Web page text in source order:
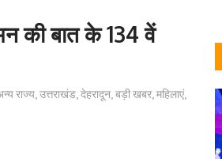
की बात के 134 वें
राज्य,उत्तराखंड,देहरादून,बड़ी खबर,महिलाएं,